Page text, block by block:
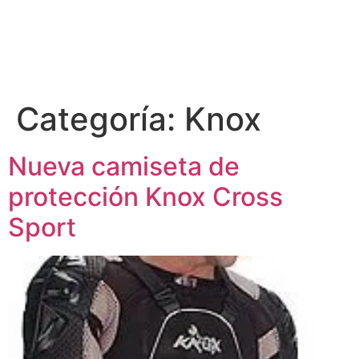
Categoría: Knox
Nueva camiseta de
protección Knox Cross
Sport